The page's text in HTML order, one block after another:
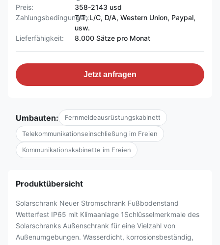
Preis:
358-2143 usd
Zahlungsbedingungen:T/T, L/C, D/A, Western Union, Paypal,
usw.
Lieferfähigkeit:
8.000 Sätze pro Monat
Jetzt anfragen
Umbauten: Fernmeldeausrüstungskabinett
Telekommunikationseinschließung im Freien
Kommunikationskabinette im Freien
Produktübersicht
Solarschrank Neuer Stromschrank Fußbodenstand
Wetterfest IP65 mit Klimaanlage 1Schlüsselmerkmale des
Solarschranks Außenschrank für eine Vielzahl von
Außenumgebungen. Wasserdicht, korrosionsbeständig,